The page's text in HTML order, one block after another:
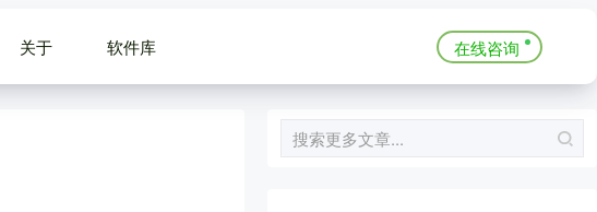
关于 软件库 在线咨询